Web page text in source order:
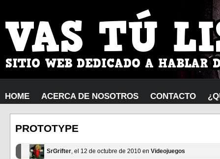
HOME ACERCA DE NOSOTROS CONTACTO
PROTOTYPE
SrGrifter, el 12 de octubre de 2010 en Videojuegos